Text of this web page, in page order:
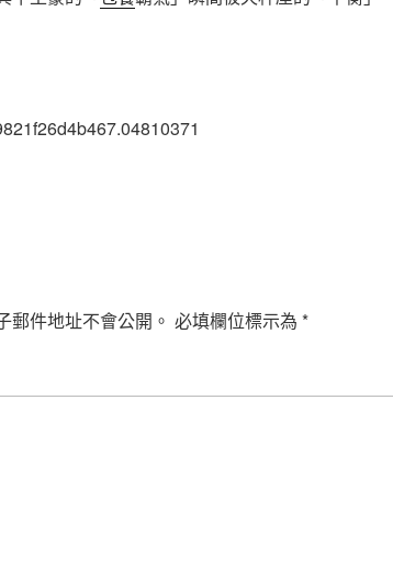
郵件地址不會公開。 必填欄位標示為 *